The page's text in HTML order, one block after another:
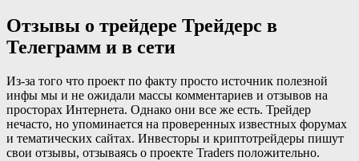
Отзывы о трейдере Трейдерс в
Телеграмм и в сети
Из-за того что проект по факту просто источник полезной
инфы мы и не ожидали массы комментариев и отзывов на
просторах Интернета. Однако они все же есть. Трейдер
нечасто, но упоминается на проверенных известных форумах
и тематических сайтах. Инвесторы и криптотрейдеры пишут
свои отзывы, отзываясь о проекте Traders положительно.